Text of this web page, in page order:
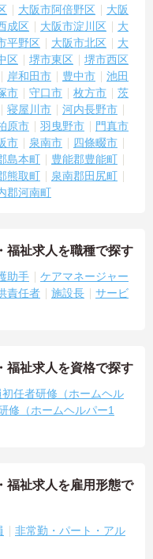
大阪市阿倍野区
大阪
成区 大阪市淀川区
大
平野区 大阪市北区
大
区 堺市東区
堺市西区
岸和田市 豊中市
池田
市 守口市 枚方市
茨
寝屋川市
河内長野市
原市 羽曳野市
門真市
市 泉南市
四條畷市
島本町
豊能郡豊能町
熊取町
泉南郡田尻町
郡河南町
福祉求人を職種で探す
助手
ケアマネージャー
責任者 施設長
サービ
福祉求人を資格で探す
任者研修（ホームヘル
修（ホームヘルパー1
福祉求人を雇用形態で
非常勤・パート・アル